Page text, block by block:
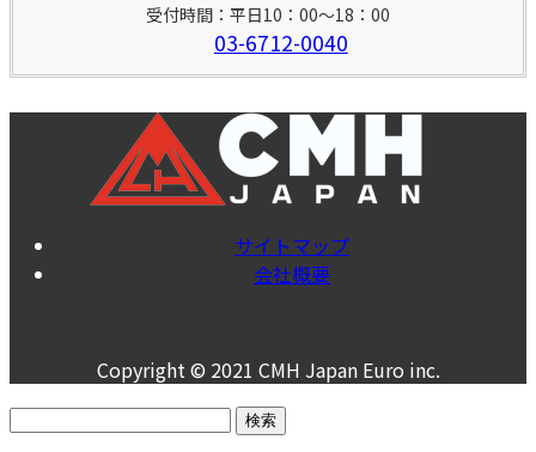
受付時間：平日10：00～18：00
03-6712-0040
サイトマップ
会社概要
Copyright © 2021 CMH Japan Euro inc.
検